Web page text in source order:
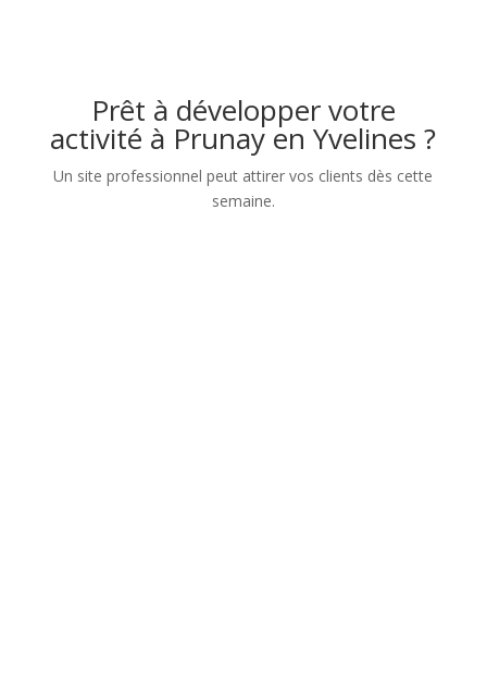
Prêt à développer votre
activité à Prunay en Yvelines ?
Un site professionnel peut attirer vos clients dès cette
semaine.